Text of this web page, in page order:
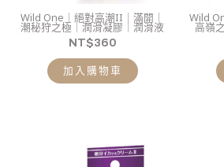
Wild One｜絕對高潮II｜滿開｜
潮秘狩之極｜潤滑凝膠｜潤滑液
NT$360
加入購物車
Wild
高嶺